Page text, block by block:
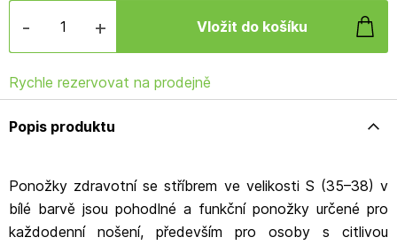
- +
Rychle rezervovat na prodejně
Popis produktu
Ponožky zdravotní se stříbrem ve velikosti S (35–38) v
bílé barvě jsou pohodlné a funkční ponožky určené pro
každodenní nošení, především pro osoby s citlivou